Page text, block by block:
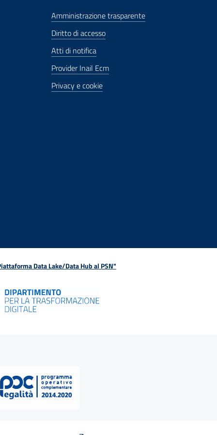
Amministrazione trasparente
Diritto di accesso
Atti di notifica
Provider Inail Ecm
Privacy e cookie
Data Lake/Data Hub al PSN"